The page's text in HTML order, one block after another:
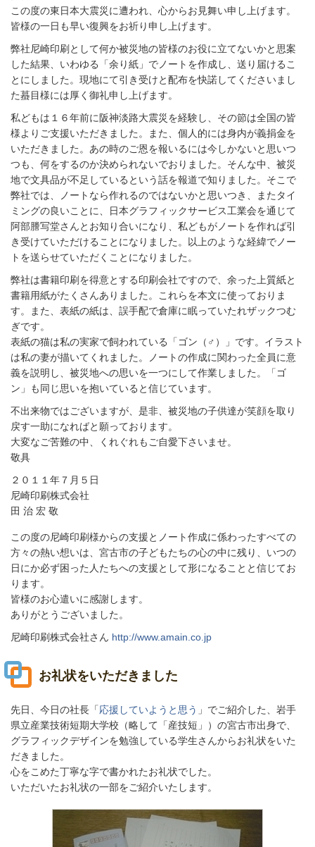
この度の東日本大震災に遭われ、心からお見舞い申し上げます。
皆様の一日も早い復興をお祈り申し上げます。
弊社尼崎印刷として何か被災地の皆様のお役に立てないかと思案
した結果、いわゆる「余り紙」でノートを作成し、送り届けるこ
とにしました。現地にて引き受けと配布を快諾してくださいまし
た蟇目様には厚く御礼申し上げます。
私どもは１６年前に阪神淡路大震災を経験し、その節は全国の皆
様よりご支援いただきました。また、個人的には身内が義捐金を
いただきました。あの時のご恩を報いるには今しかないと思いつ
つも、何をするのか決められないでおりました。そんな中、被災
地で文具品が不足しているという話を報道で知りました。そこで
弊社では、ノートなら作れるのではないかと思いつき、またタイ
ミングの良いことに、日本グラフィックサービス工業会を通じて
阿部謄写堂さんとお知り合いになり、私どもがノートを作れば引
き受けていただけることになりました。以上のような経緯でノー
トを送らせていただくことになりました。
弊社は書籍印刷を得意とする印刷会社ですので、余った上質紙と
書籍用紙がたくさんありました。これらを本文に使っておりま
す。また、表紙の紙は、誤手配で倉庫に眠っていたれザックつむ
ぎです。
表紙の猫は私の実家で飼われている「ゴン（♂）」です。イラスト
は私の妻が描いてくれました。ノートの作成に関わった全員に意
義を説明し、被災地への思いを一つにして作業しました。「ゴ
ン」も同じ思いを抱いていると信じています。
不出来物ではございますが、是非、被災地の子供達が笑顔を取り
戻す一助になればと願っております。
大変なご苦難の中、くれぐれもご自愛下さいませ。
敬具
２０１１年７月５日
尼崎印刷株式会社
田 治 宏 敬
この度の尼崎印刷様からの支援とノート作成に係わったすべての
方々の熱い想いは、宮古市の子どもたちの心の中に残り、いつの
日にか必ず困った人たちへの支援として形になることと信じてお
ります。
皆様のお心遣いに感謝します。
ありがとうございました。
尼崎印刷株式会社さん http://www.amain.co.jp
お礼状をいただきました
先日、今日の社長「応援していようと思う 」でご紹介した、岩手
県立産業技術短期大学校（略して「産技短」）の宮古市出身で、
グラフィックデザインを勉強している学生さんからお礼状をいた
だきました。
心をこめた丁寧な字で書かれたお礼状でした。
いただいたお礼状の一部をご紹介いたします。